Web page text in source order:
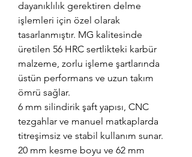
dayanıklılık gerektiren delme
işlemleri için özel olarak
tasarlanmıştır. MG kalitesinde
üretilen 56 HRC sertlikteki karbür
malzeme, zorlu işleme şartlarında
üstün performans ve uzun takım
ömrü sağlar.
6 mm silindirik şaft yapısı, CNC
tezgahlar ve manuel matkaplarda
titreşimsiz ve stabil kullanım sunar.
20 mm kesme boyu ve 62 mm